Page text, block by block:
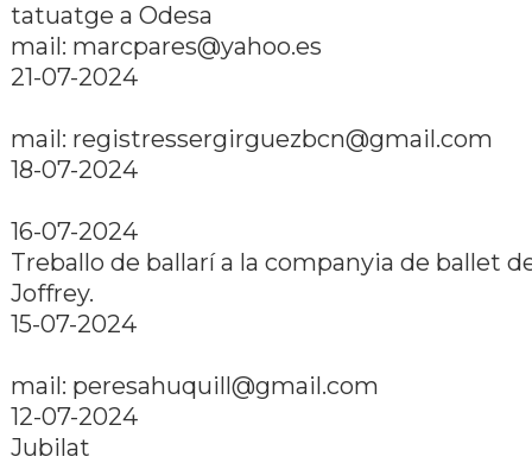
tatuatge a Odesa
mail: marcpares@yahoo.es
21-07-2024
mail: registressergirguezbcn@gmail.com
18-07-2024
16-07-2024
Treballo de ballarí­ a la companyia de ballet
Joffrey.
15-07-2024
mail: peresahuquill@gmail.com
12-07-2024
Jubilat